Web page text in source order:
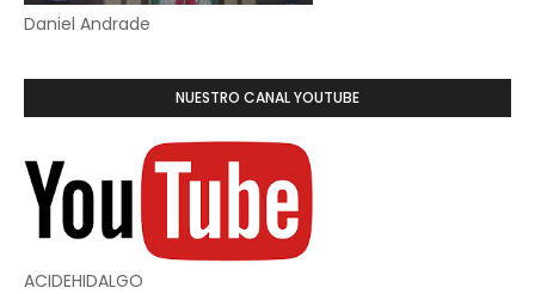
Daniel Andrade
NUESTRO CANAL YOUTUBE
ACIDEHIDALGO